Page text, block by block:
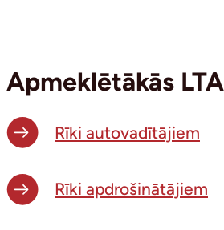
Apmeklētākās
Rīki autovadītājiem
Rīki apdrošinātājiem